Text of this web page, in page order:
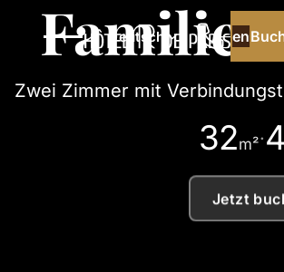
Deutsch Buchen
Zwei Zimmer mit
32m²·4
Jetzt